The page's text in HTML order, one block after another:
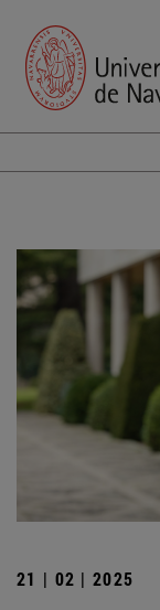
21 | 02 | 2025